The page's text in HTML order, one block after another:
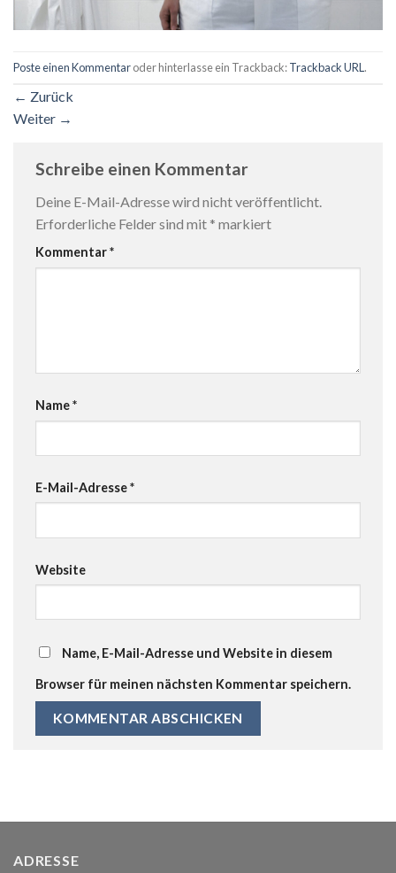
Poste einen Kommentaroder hinterlasse ein Trackback:Trackback URL .
← Zurück
Weiter →
Schreibe einen Kommentar
Deine E-Mail-Adresse wird nicht veröffentlicht.
Erforderliche Felder sind mit * markiert
Kommentar*
Name*
E-Mail-Adresse*
Website
Name, E-Mail-Adresse und Website in diesem
Browser für meinen nächsten Kommentar speichern.
ADRESSE